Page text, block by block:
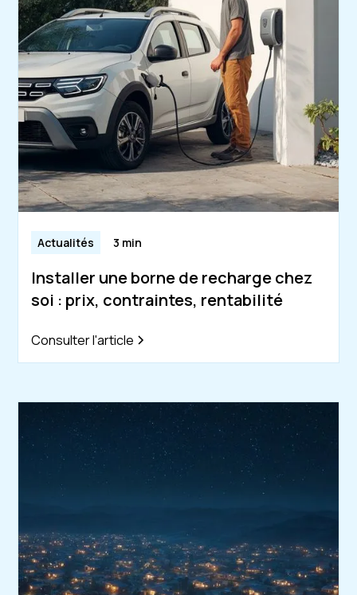
Actualités 3 min
Installer une borne de recharge chez
soi : prix, contraintes, rentabilité
Consulter l'article